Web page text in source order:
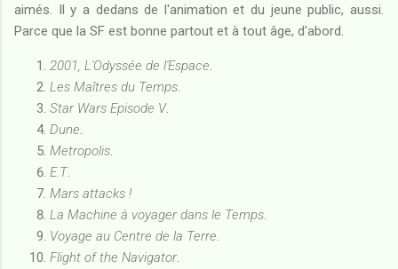
aimés. Il y a dedans de l'animation et du jeune public, aussi.
Parce que la SF est bonne partout et à tout âge, d'abord.
2001, L'Odyssée de l'Espace
Les Maîtres du Temps
Star Wars Episode V.
Dune
Metropolis
E.T.
Mars attacks !
La Machine à voyager dans le Temps
Voyage au Centre de la Terre
Flight of the Navigator.